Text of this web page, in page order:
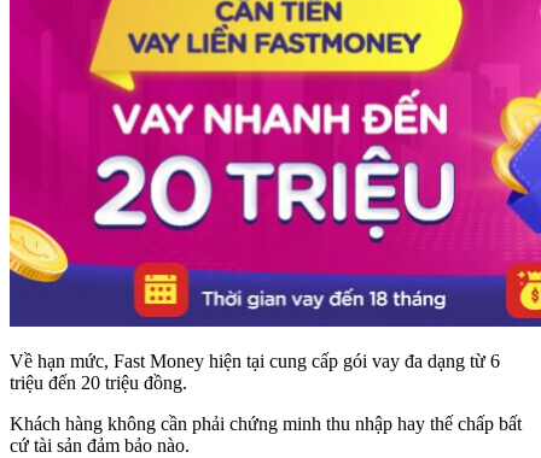
Về hạn mức, Fast Money hiện tại cung cấp gói vay đa dạng từ 6
triệu đến 20 triệu đồng.
Khách hàng không cần phải chứng minh thu nhập hay thế chấp bất
cứ tài sản đảm bảo nào.